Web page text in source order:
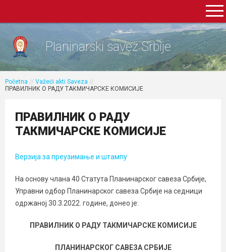
Planinarski savez Srbije
Početna // Važeći akti Saveza //
ПРАВИЛНИК О РАДУ ТАКМИЧАРСКЕ КОМИСИЈЕ
ПРАВИЛНИК О РАДУ
ТАКМИЧАРСКЕ КОМИСИЈЕ
Верзија за преузимање и штампу
На основу члана 40 Статута Планинарског савеза Србије,
Управни одбор Планинарског савеза Србије на седници
одржаној 30.3.2022. године, донео је:
ПРАВИЛНИК О РАДУ ТАКМИЧАРСКЕ КОМИСИЈЕ
ПЛАНИНАРСКОГ САВЕЗА СРБИЈЕ